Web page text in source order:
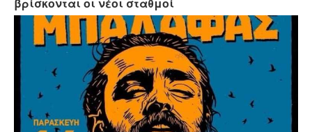
βρίσκονται οι νέοι σταθμοί